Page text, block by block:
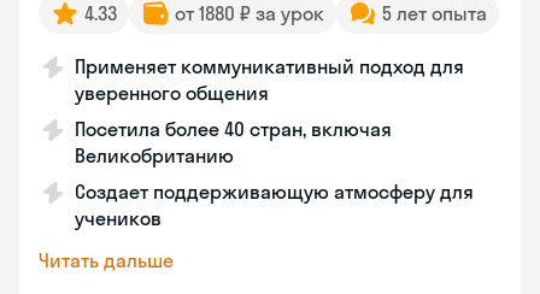
4.33 от 1880 ₽ за урок 5 лет опыта
Применяет коммуникативный подход для
уверенного общения
Посетила более 40 стран, включая
Великобританию
Создает поддерживающую атмосферу для
учеников
Читать дальше